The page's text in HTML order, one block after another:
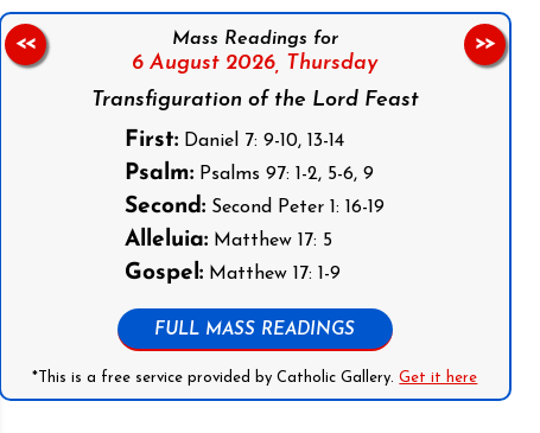
Mass Readings for
6 August 2026, Thursday
Transfiguration of the Lord Feast
First: Daniel 7: 9-10, 13-14
Psalm: Psalms 97: 1-2, 5-6, 9
Second: Second Peter 1: 16-19
Alleluia: Matthew 17: 5
Gospel: Matthew 17: 1-9
FULL MASS READINGS
*This is a free service provided by Catholic Gallery.Get it here
<< >>